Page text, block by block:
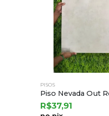
PISOS
R$32,21